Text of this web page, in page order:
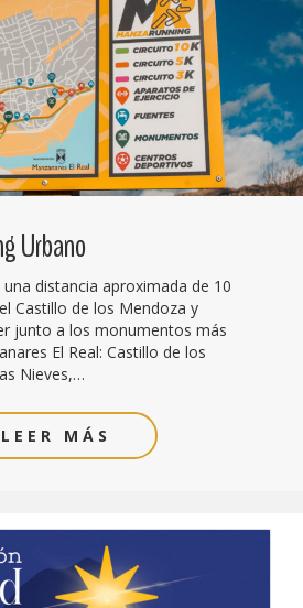
Urbano
distancia aproximada de 10
Castillo de los Mendoza y
junto a los monumentos más
El Real: Castillo de los
Nieves,…
LEER MÁS